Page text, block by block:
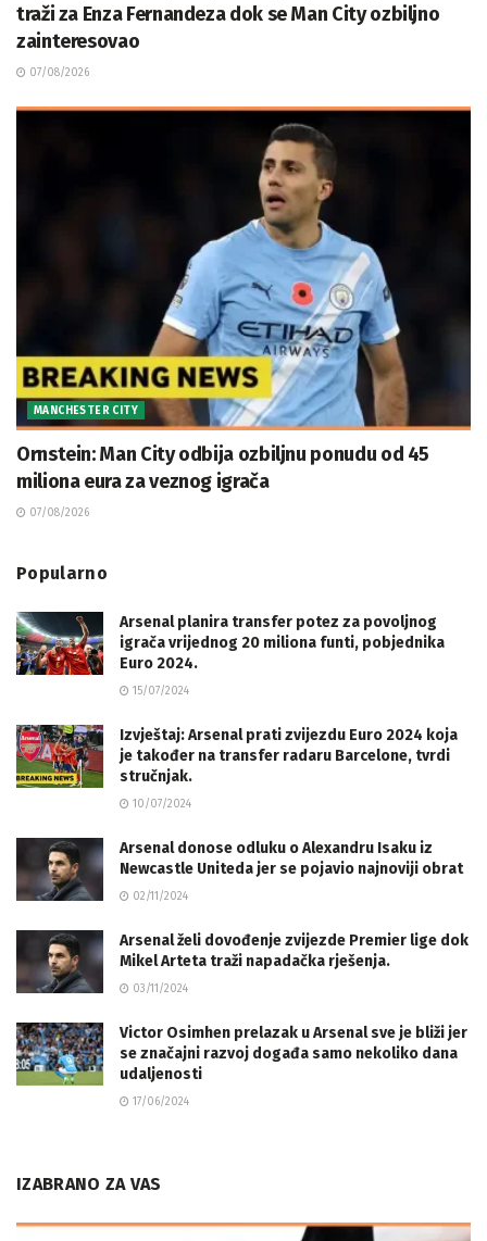
traži za Enza Fernandeza dok se Man City ozbiljno
zainteresovao
07/08/2026
MANCHESTER CITY
Ornstein: Man City odbija ozbiljnu ponudu od 45
miliona eura za veznog igrača
07/08/2026
Popularno
Arsenal planira transfer potez za povoljnog
igrača vrijednog 20 miliona funti, pobjednika
Euro 2024.
15/07/2024
Izvještaj: Arsenal prati zvijezdu Euro 2024 koja
je također na transfer radaru Barcelone, tvrdi
stručnjak.
10/07/2024
Arsenal donose odluku o Alexandru Isaku iz
Newcastle Uniteda jer se pojavio najnoviji obrat
02/11/2024
Arsenal želi dovođenje zvijezde Premier lige dok
Mikel Arteta traži napadačka rješenja.
03/11/2024
Victor Osimhen prelazak u Arsenal sve je bliži jer
se značajni razvoj događa samo nekoliko dana
udaljenosti
17/06/2024
IZABRANO ZA VAS